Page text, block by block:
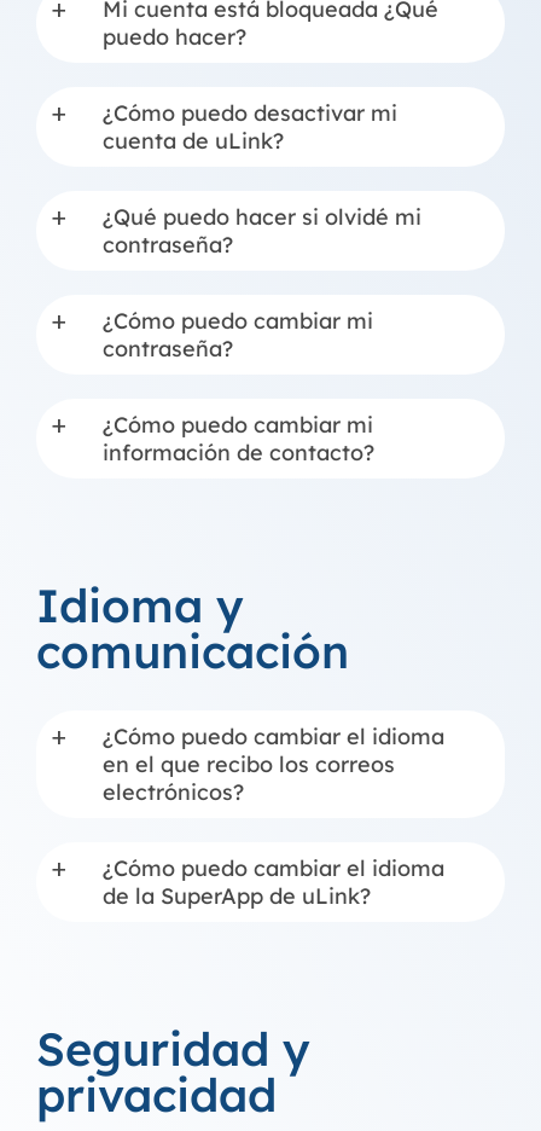
a
Mi cuenta está bloqueada ¿Qué
puedo hacer?
a
¿Cómo puedo desactivar mi
cuenta de uLink?
a
¿Qué puedo hacer si olvidé mi
contraseña?
a
¿Cómo puedo cambiar mi
contraseña?
a
¿Cómo puedo cambiar mi
información de contacto?
Idioma y
comunicación
a
¿Cómo puedo cambiar el idioma
en el que recibo los correos
electrónicos?
a
¿Cómo puedo cambiar el idioma
de la SuperApp de uLink?
Seguridad y
privacidad